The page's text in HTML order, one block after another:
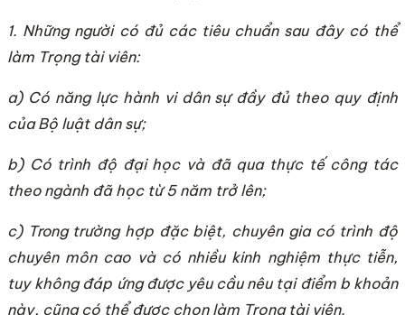
1. Những người có đủ các tiêu chuẩn sau đây có thể
làm Trọng tài viên:
a) Có năng lực hành vi dân sự đầy đủ theo quy định
của Bộ luật dân sự;
b) Có trình độ đại học và đã qua thực tế công tác
theo ngành đã học từ 5 năm trở lên;
c) Trong trường hợp đặc biệt, chuyên gia có trình độ
chuyên môn cao và có nhiều kinh nghiệm thực tiễn,
tuy không đáp ứng được yêu cầu nêu tại điểm b khoản
này, cũng có thể được chọn làm Trọng tài viên.